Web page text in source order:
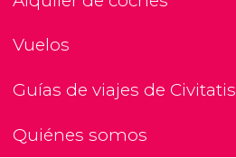
Vuelos
Guías de viajes de Civitatis
Quiénes somos